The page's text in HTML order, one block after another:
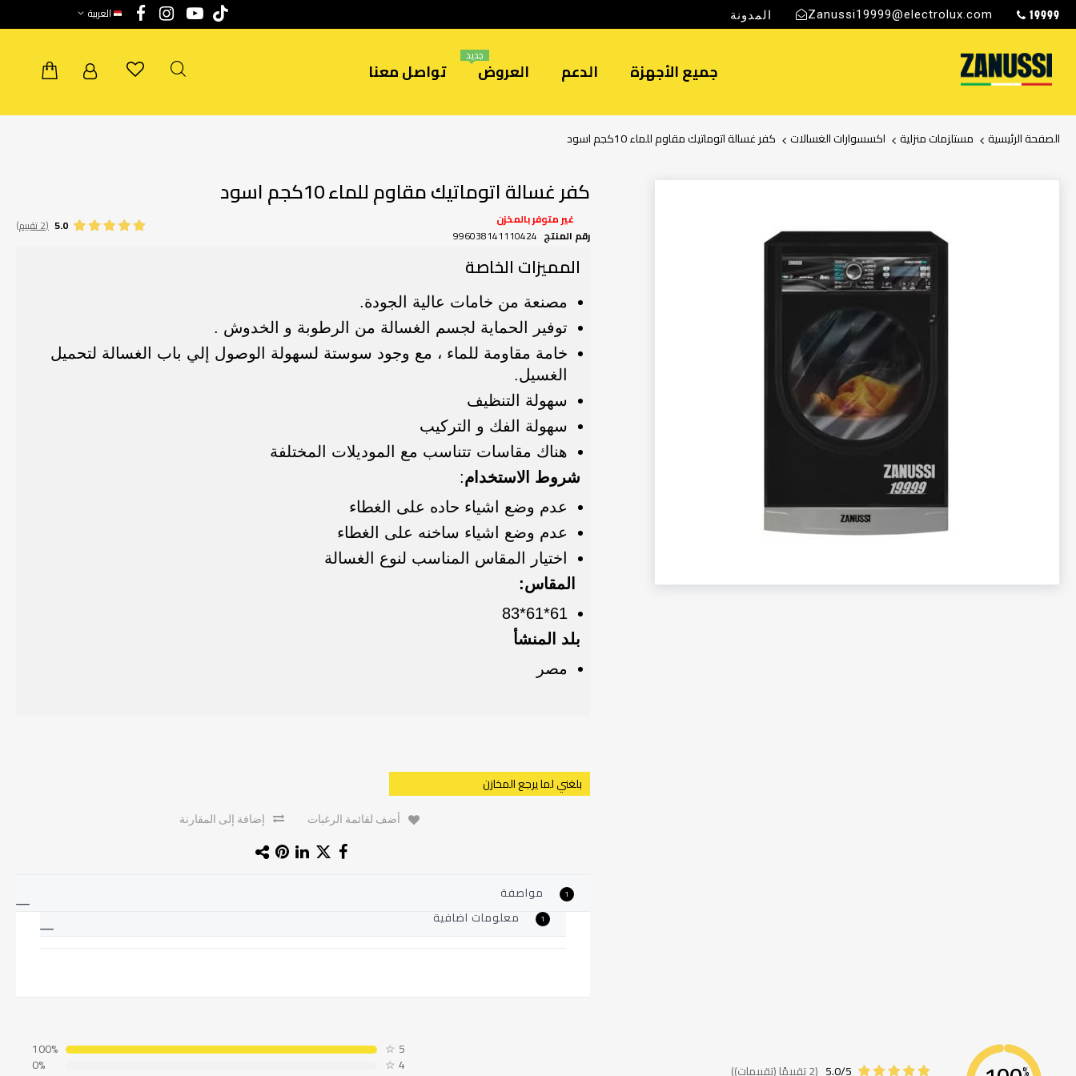
19999
Zanussi19999@electrolux.com المدونة العربية
جميع الأجهزة الدعم العروض
جديد
تواصل معنا
الصفحة الرئيسية مستلزمات منزلية اكسسوارات الغسالات كفر غسالة اتوماتيك مقاوم للماء 10كجم اسود
تخطي
كفر غسالة اتوماتيك مقاوم للماء 10كجم اسود
غير متوفر بالمخزن
رقم المنتج 996038141110424
5.0 (2 تقييم)
المميزات الخاصة
مصنعة من خامات عالية الجودة.
توفير الحماية لجسم الغسالة من الرطوبة و الخدوش .
خامة مقاومة للماء ، مع وجود سوستة لسهولة الوصول إلي باب الغسالة لتحميل
الغسيل.
سهولة التنظيف
سهولة الفك و التركيب
هناك مقاسات تتناسب مع الموديلات المختلفة
شروط الاستخدام:
عدم وضع اشياء حاده على الغطاء
عدم وضع اشياء ساخنه على الغطاء
اختيار المقاس المناسب لنوع الغسالة
المقاس:
61*61*83
بلد المنشأ
مصر
بلغني لما يرجع المخازن
أضف لقائمة الرغبات إضافة إلى المقارنة
1 مواصفة
1 معلومات اضافية
5.0/5 (2 تقييمًا (تقييمات))
5
☆
100%
4
☆
0%